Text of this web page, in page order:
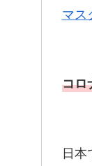
マス
コロ
日本